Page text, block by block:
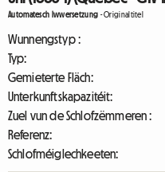
Automatesch Iwwersetzung -Originaltitel
Wunnengstyp :
Typ:
Gemieterte Fläch:
Unterkunftskapazitéit:
Zuel vun de Schlofzëmmeren :
Referenz:
Schlofméiglechkeeten: